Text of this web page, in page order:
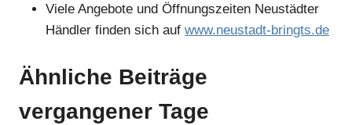
Viele Angebote und Öffnungszeiten Neustädter
Händler finden sich auf www.neustadt-bringts.de
Ähnliche Beiträge
vergangener Tage